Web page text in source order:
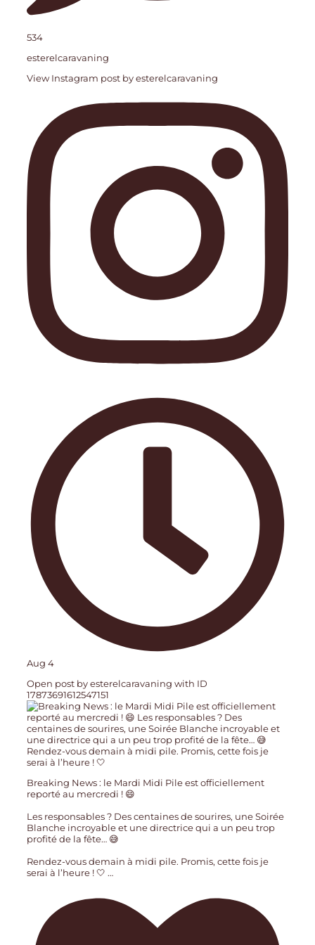
534
esterelcaravaning
View Instagram post by esterelcaravaning
Aug 4
Open post by esterelcaravaning with ID
17873691612547151
Breaking News : le Mardi Midi Pile est officiellement
reporté au mercredi ! 😄
Les responsables ? Des centaines de sourires, une Soirée
Blanche incroyable et une directrice qui a un peu trop
profité de la fête… 😅
Rendez-vous demain à midi pile. Promis, cette fois je
serai à l’heure ! 🤍 …